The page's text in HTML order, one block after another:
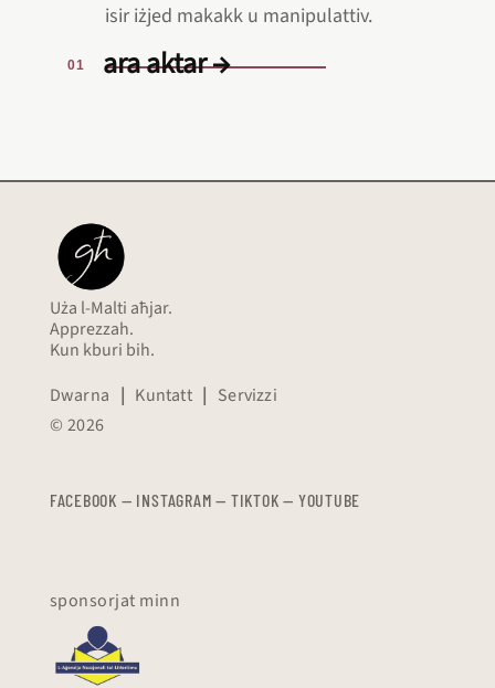
isir iżjed makakk u manipulattiv.
ara aktar →
Uża l-Malti aħjar.
Apprezzah.
Kun kburi bih.
Dwarna | Kuntatt | Servizzi
© 2026
FACEBOOK — INSTAGRAM — TIKTOK — YOUTUBE
sponsorjat minn